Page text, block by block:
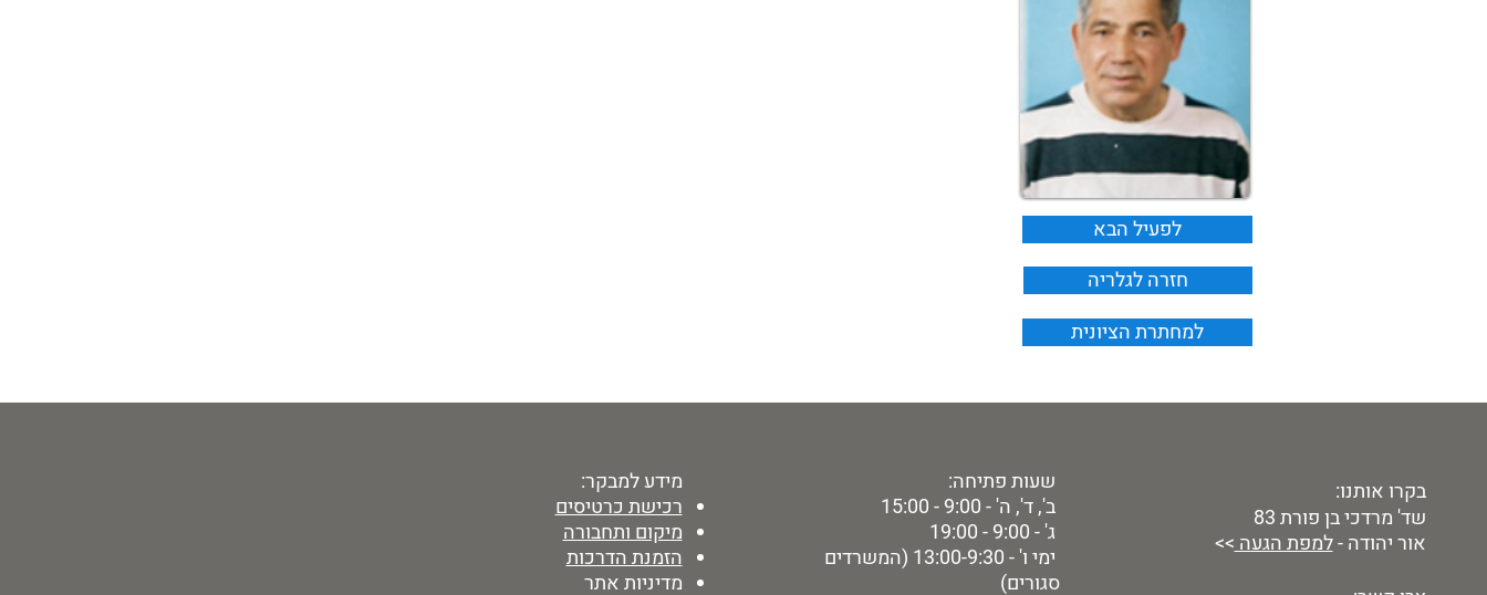
לפעיל הבא
חזרה לגלריה
למחתרת הציונית
מידע למבקר:
רכישת כרטיסים
מיקום ותחבורה
הזמנת הדרכות
מדיניות אתר
שעות פתיחה:
ב', ד', ה' - 9:00 - 15:00
ג' - 9:00 - 19:00
ימי ו' - 13:00-9:30 (המשרדים
סגורים)
בקרו אותנו:
שד' מרדכי בן פורת 83
אור יהודה -למפת הגעה>>